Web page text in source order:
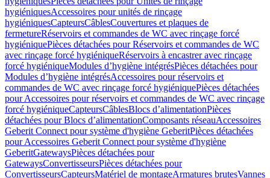
hygiéniquesAccessoires pour unités de rinçage
hygiéniquesCapteursCâblesCouvertures et plaques de
fermetureRéservoirs et commandes de WC avec rinçage forcé
hygiéniquePièces détachées pour Réservoirs et commandes de WC
avec rinçage forcé hygiéniqueRéservoirs à encastrer avec rinçage
forcé hygiéniqueModules d’hygiène intégrésPièces détachées pour
Modules d’hygiène intégrésAccessoires pour réservoirs et
commandes de WC avec rinçage forcé hygiéniquePièces détachées
pour Accessoires pour réservoirs et commandes de WC avec rinçage
forcé hygiéniqueCapteursCâblesBlocs d’alimentationPièces
détachées pour Blocs d’alimentationComposants réseauAccessoires
Geberit Connect pour système d'hygiène GeberitPièces détachées
pour Accessoires Geberit Connect pour système d'hygiène
GeberitGatewaysPièces détachées pour
GatewaysConvertisseursPièces détachées pour
ConvertisseursCapteursMatériel de montageArmatures brutesVannes